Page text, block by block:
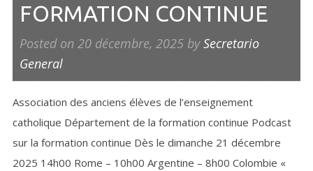
FORMATION CONTINUE
Posted on 20 décembre, 2025 bySecretario
General
Association des anciens élèves de l’enseignement
catholique Département de la formation continue Podcast
sur la formation continue Dès le dimanche 21 décembre
2025 14h00 Rome – 10h00 Argentine – 8h00 Colombie «